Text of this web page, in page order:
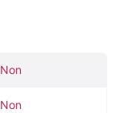
Non
Non